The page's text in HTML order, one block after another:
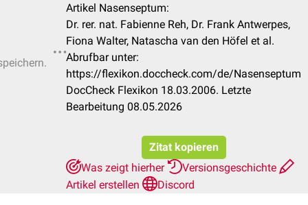
Artikel Nasenseptum:
Dr. rer. nat. Fabienne Reh, Dr. Frank Antwerpes,
Fiona Walter, Natascha van den Höfel et al.
Abrufbar unter:
https://flexikon.doccheck.com/de/Nasenseptum
DocCheck Flexikon 18.03.2006. Letzte
Bearbeitung 08.05.2026
Zitat kopieren
Was zeigt hierher
Versionsgeschichte
Artikel erstellen
Discord